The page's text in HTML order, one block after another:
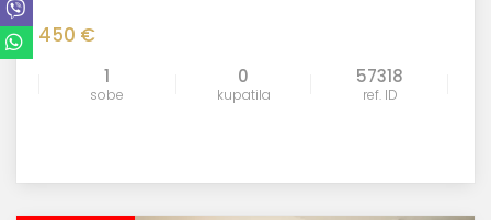
450 €
1
sobe
0
kupatila
57318
ref. ID